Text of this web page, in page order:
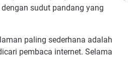
sudut pandang yang
paling sederhana adalah
pembaca internet. Selama